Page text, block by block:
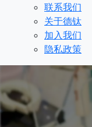
联系我们
关于德钛
加入我们
隐私政策